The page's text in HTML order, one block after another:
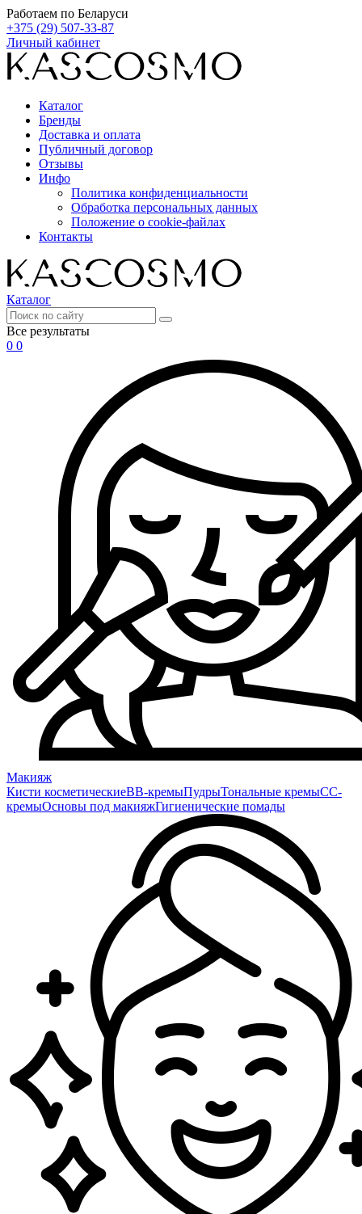
Работаем по Беларуси
+375 (29) 507-33-87
Личный кабинет
Каталог
Бренды
Доставка и оплата
Публичный договор
Отзывы
Инфо
Политика конфиденциальности
Обработка персональных данных
Положение о cookie-файлах
Контакты
Каталог
Все результаты
0 0
Макияж
Кисти косметическиеBB-кремыПудрыТональные кремыCC-
кремыОсновы под макияжГигиенические помады